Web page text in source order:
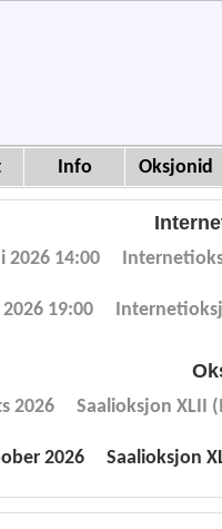
Info Oksjonid
2026 14:00
19:00
2026
Saalioksjon XLII
2026
Saalioksjon